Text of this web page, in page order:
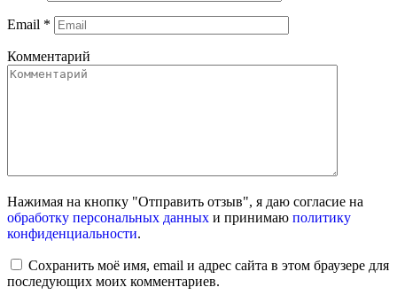
Email *
Комментарий
Нажимая на кнопку "Отправить отзыв", я даю согласие на
обработку персональных данных и принимаю политику
конфиденциальности.
Сохранить моё имя, email и адрес сайта в этом браузере для
последующих моих комментариев.